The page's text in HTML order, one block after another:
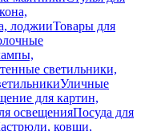
лоджииТовары для
светильники,
Уличные
для картин,
освещенияПосуда для
ковши,